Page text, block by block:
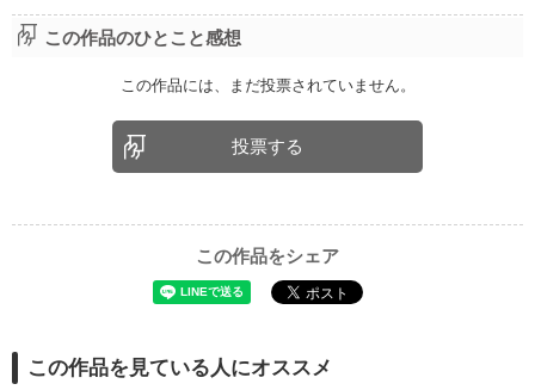
この作品のひとこと感想
この作品には、まだ投票されていません。
投票する
この作品をシェア
この作品を見ている人にオススメ